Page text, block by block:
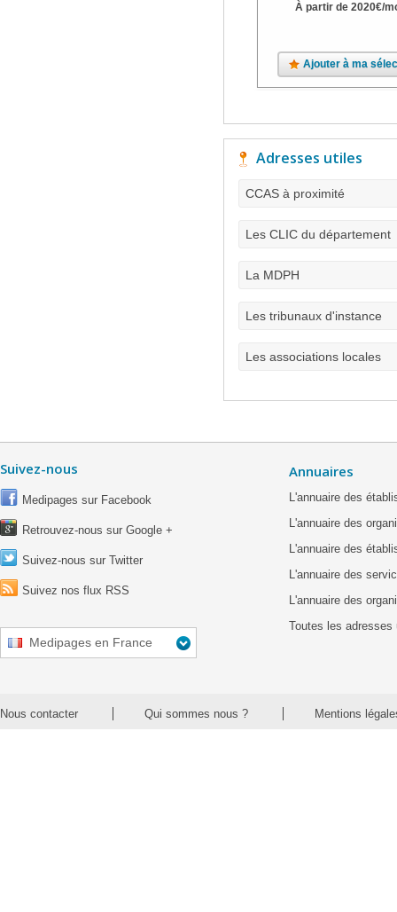
À partir de 2020€/
Ajouter à ma
Adresses utiles
CCAS à proximité
Les CLIC du département
La MDPH
Les tribunaux d'instance
Les associations locales
Suivez-nous
Medipages sur Facebook
Retrouvez-nous sur Google +
Suivez-nous sur Twitter
Suivez nos flux RSS
Medipages en France
Annuaires
L'annuaire des
L'annuaire des
L'annuaire des
L'annuaire des
L'annuaire des
Toutes les adresses
Nous contacter Qui sommes nous ? Mentions